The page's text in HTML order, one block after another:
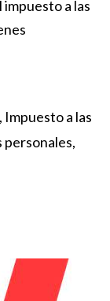
a las
, Impuesto a las
personales,